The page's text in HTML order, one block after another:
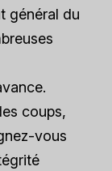
général du
coups,
vous